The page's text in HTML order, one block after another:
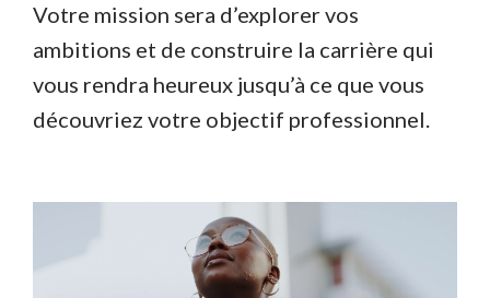
Votre mission sera d’explorer vos
ambitions et de construire la carrière qui
vous rendra heureux jusqu’à ce que vous
découvriez votre objectif professionnel.